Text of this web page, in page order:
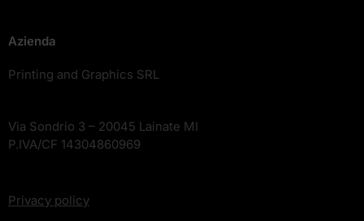
Azienda
Printing and Graphics SRL
Via Sondrio 3 – 20045 Lainate MI
P.IVA/CF 14304860969
Privacy policy